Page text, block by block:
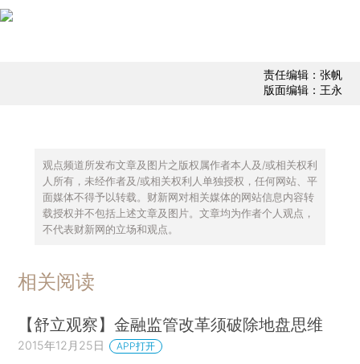
责任编辑：张帆
版面编辑：王永
观点频道所发布文章及图片之版权属作者本人及/或相关权利
人所有，未经作者及/或相关权利人单独授权，任何网站、平
面媒体不得予以转载。财新网对相关媒体的网站信息内容转
载授权并不包括上述文章及图片。文章均为作者个人观点，
不代表财新网的立场和观点。
相关阅读
【舒立观察】金融监管改革须破除地盘思维
2015年12月25日 APP打开